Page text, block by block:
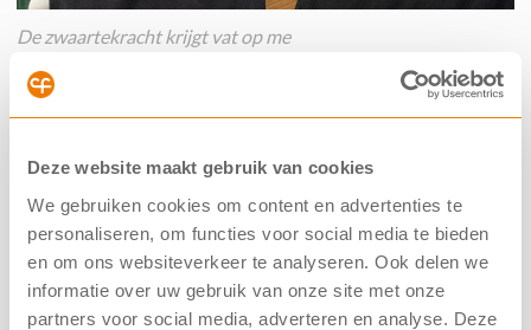
Deze website maakt gebruik van cookies
We gebruiken cookies om content en advertenties te
personaliseren, om functies voor social media te bieden
en om ons websiteverkeer te analyseren. Ook delen we
informatie over uw gebruik van onze site met onze
partners voor social media, adverteren en analyse. Deze
De zwaartekracht krijgt vat op me
en de zwaartekracht krijgt vat op me: ik krijg een
kalkoennek. En net als mijn moedertje van
83jaarword ik minder goed met het blote oog
waarneembaar: ik kromp al drie centimeter.
Onzichtbaarheid is een vereiste op het slagveld.